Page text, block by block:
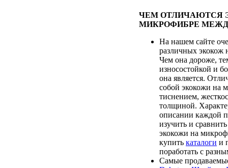
ЧЕМ ОТЛИЧАЮТСЯ
МИКРОФИБРЕ
На нашем сайте
различных экокож
Чем она дороже,
износостойкой и
она является.
собой экокожи на
тиснением,
толщиной.
описании каждой
изучить и
экокожи на
купить каталоги и
поработать с
Самые